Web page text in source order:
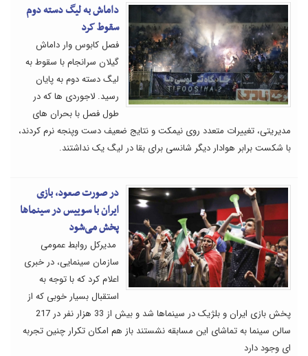
داماش به لیگ دسته دوم
سقوط کرد
فصل کابوس وار داماش
گیلان سرانجام با سقوط به
لیگ دسته دوم به پایان
رسید. لاجوردی ها که در
طول فصل با بحران های
مدیریتی، تغییرات متعدد روی نیمکت و نتایج ضعیف دست وپنجه نرم کردند،
با شکست برابر هوادار دیگر شانسی برای بقا در لیگ یک نداشتند.
در صورت صعود، بازی
ایران با سوییس در سینماها
پخش می‌شود
مدیرکل روابط عمومی
سازمان سینمایی، در خبری
اعلام کرد که با توجه به
استقبال بسیار خوبی که از
پخش بازی ایران و بلژیک در سینماها شد و بیش از 33 هزار نفر در 217
سالن سینما به تماشای این مسابقه نشستند باز هم امکان تکرار چنین تجربه
ای وجود دارد